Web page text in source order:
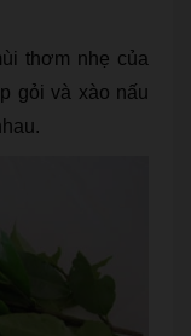
thơm nhẹ của
gỏi và xào nấu